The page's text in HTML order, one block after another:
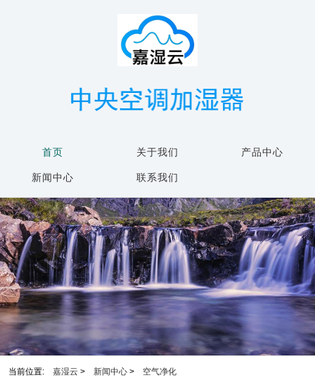
首页 关于我们 产品中心
新闻中心 联系我们
当前位置: 嘉湿云 > 新闻中心 > 空气净化